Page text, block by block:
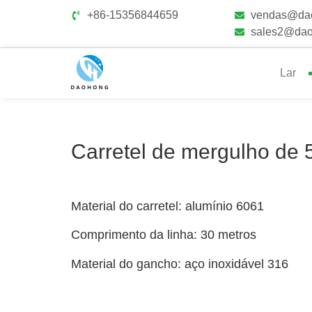
+86-15356844659
Lar
Carretel de mergulho de
Material do carretel: alumínio 6061
Comprimento da linha: 30 metros
Material do gancho: aço inoxidável 316